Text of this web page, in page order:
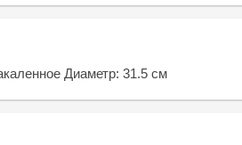
Диаметр: 31.5 см